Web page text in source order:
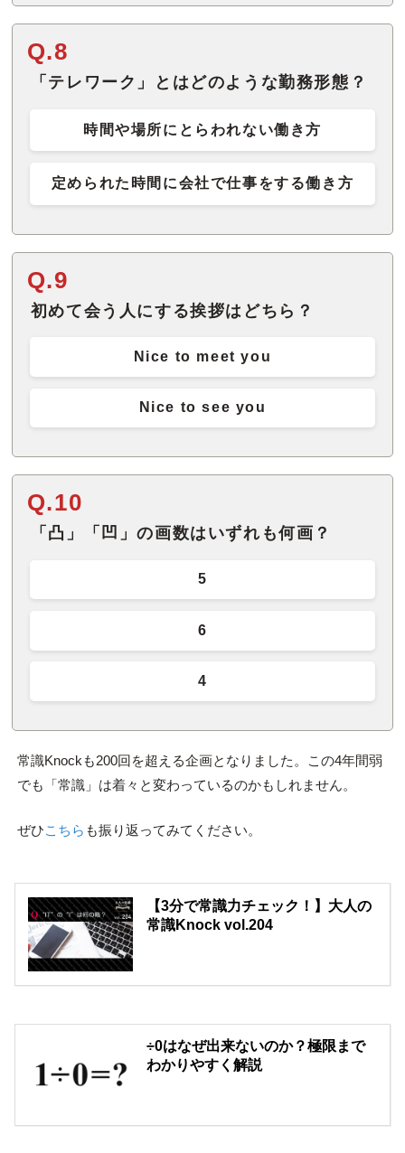
Q.8
「テレワーク」とはどのような勤務形態？
時間や場所にとらわれない働き方
定められた時間に会社で仕事をする働き方
Q.9
初めて会う人にする挨拶はどちら？
Nice to meet you
Nice to see you
Q.10
「凸」「凹」の画数はいずれも何画？
5
6
4
常識Knockも200回を超える企画となりました。この4年間弱
でも「常識」は着々と変わっているのかもしれません。
ぜひこちら も振り返ってみてください。
【3分で常識力チェック！】大人の
常識Knock vol.204
÷0はなぜ出来ないのか？極限まで
わかりやすく解説